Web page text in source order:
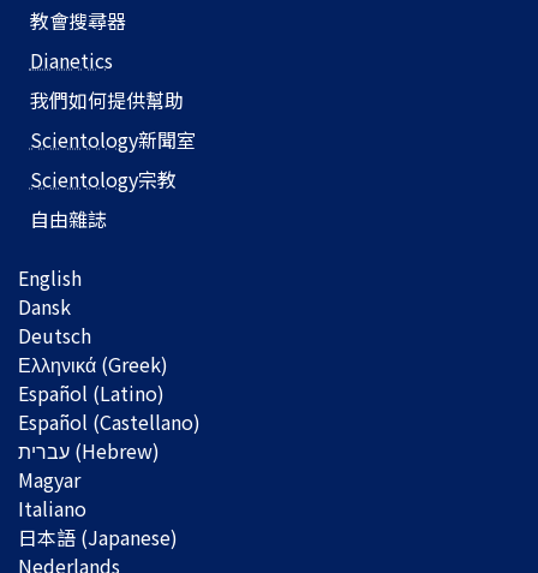
教會搜尋器
Dianetics
我們如何提供幫助
Scientology新聞室
Scientology宗教
自由雜誌
English
Dansk
Deutsch
Ελληνικά (Greek)
Español (Latino)
Español (Castellano)
Magyar
Italiano
日本語 (Japanese)
Nederlands